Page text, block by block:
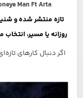
Man Ft Arta
تازه منتشر شده و
روزانه یا مسیر، انتخاب مناسبیه.
اگر دنبال کارهای